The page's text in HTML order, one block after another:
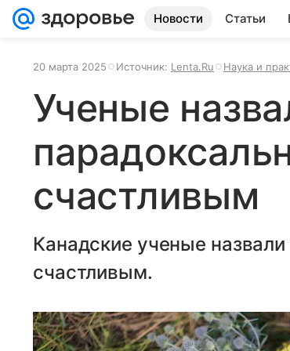
Новости Статьи
20 марта 2025 Источник: Lenta.Ru Наука и
Ученые
счастливым
Канадские ученые
счастливым.